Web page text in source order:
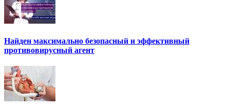
Найден максимально безопасный и эффективный
противовирусный агент